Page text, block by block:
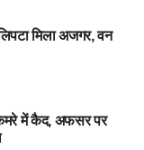
मिला अजगर, वन
कैमरे में कैद, अफसर पर